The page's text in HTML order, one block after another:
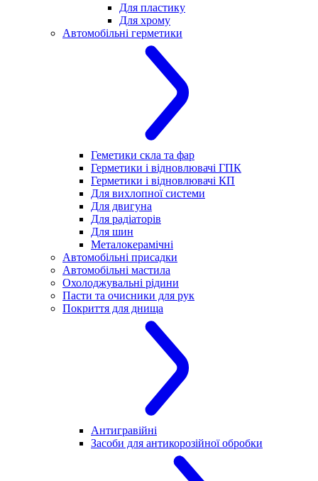
Для пластику
Для хрому
Автомобільні герметики
Геметики скла та фар
Герметики і відновлювачі ГПК
Герметики і відновлювачі КП
Для вихлопної системи
Для двигуна
Для радіаторів
Для шин
Металокерамічні
Автомобільні присадки
Автомобільні мастила
Охолоджувальні рідини
Пасти та очисники для рук
Покриття для днища
Антигравійні
Засоби для антикорозійної обробки